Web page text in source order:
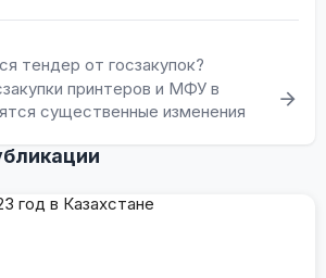
тендер от госзакупок?
принтеров и МФУ в
существенные изменения